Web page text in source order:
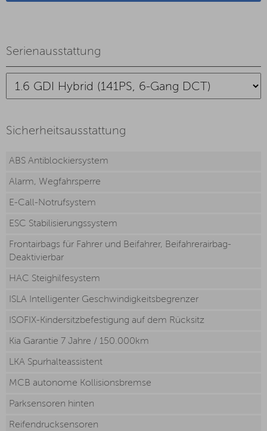
Serienausstattung
Sicherheitsausstattung
ABS Antiblockiersystem
Alarm, Wegfahrsperre
E-Call-Notrufsystem
ESC Stabilisierungssystem
Frontairbags für Fahrer und Beifahrer, Beifahrerairbag-
Deaktivierbar
HAC Steighilfesystem
ISLA Intelligenter Geschwindigkeitsbegrenzer
ISOFIX-Kindersitzbefestigung auf dem Rücksitz
Kia Garantie 7 Jahre / 150.000km
LKA Spurhalteassistent
MCB autonome Kollisionsbremse
Parksensoren hinten
Reifendrucksensoren